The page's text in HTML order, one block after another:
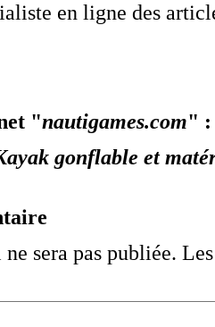
en ligne des
"nautigames.com"
gonflable et
sera pas publiée.